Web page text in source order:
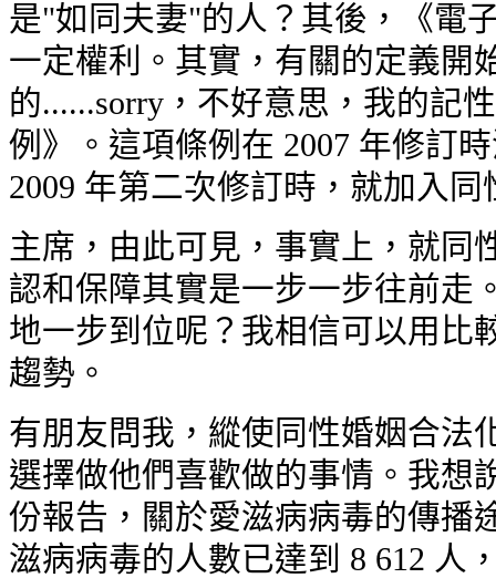
是"如同夫妻"的人？其後，《電
一定權利。其實，有關的定義開
的......sorry，不好意思，我的記
例》。這項條例在 2007 年修訂
2009 年第二次修訂時，就加入
主席，由此可見，事實上，就同
認和保障其實是一步一步往前走
地一步到位呢？我相信可以用比
趨勢。
有朋友問我，縱使同性婚姻合法
選擇做他們喜歡做的事情。我想
份報告，關於愛滋病病毒的傳播
滋病病毒的人數已達到 8 612 人